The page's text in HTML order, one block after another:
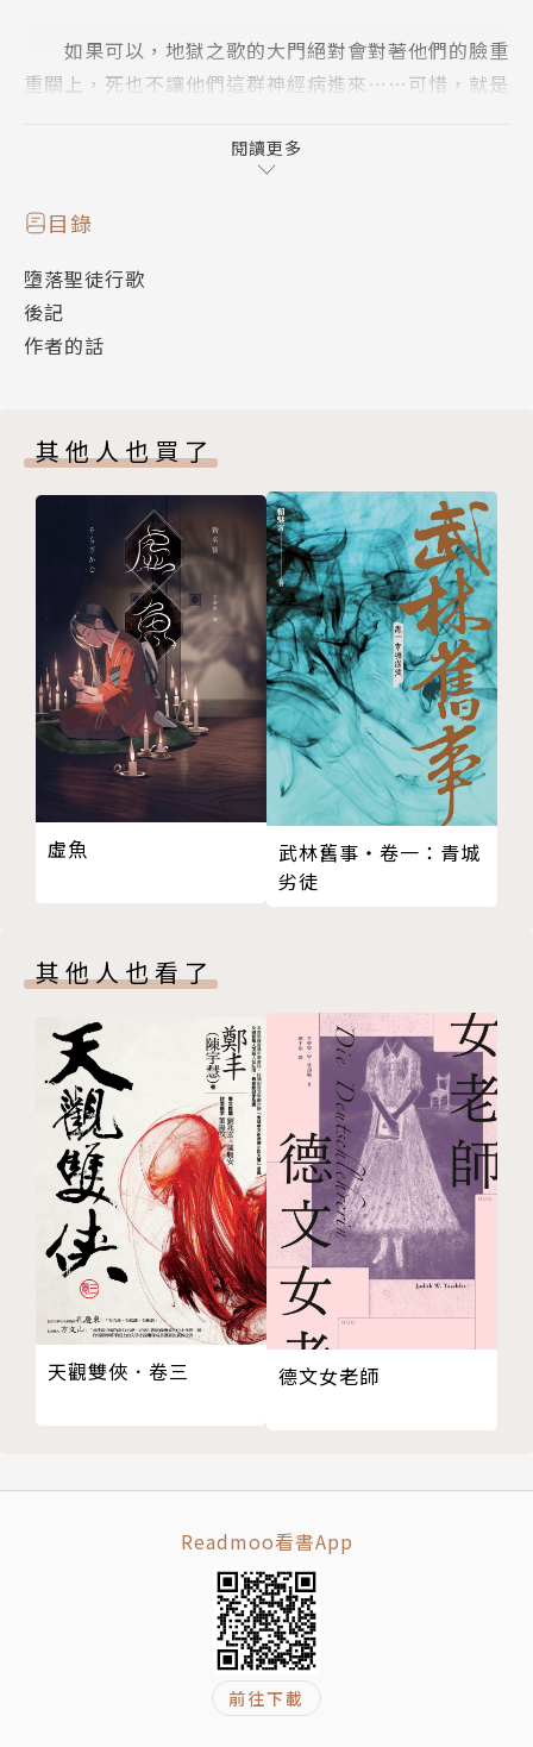
如果可以，地獄之歌的大門絕對會對著他們的臉重
重關上，死也不讓他們這群神經病進來……可惜，就是
灰燼。如字面上的意義一般，無足輕重。
歡歡喜喜的在一起。她忌妒、怨恨，同時為那些情侶恐
怖的未來恐懼，甚至噁心。
自信的這一年，除了冥道主，也就這幾個不靠譜的同
僚，與她相伴。
作者簡介
蝴蝶Seba
關於這樣一位雙子座的女子，你應該先聽聽她怎麼
其實寫小說就是說故事。人生這麼長，無聊的事情
那麼多，不找點有趣的事做做，怎麼打發？
就是待在家裡面對著電腦，說出一篇篇我想像世界裡的
故事……。
於是，她化身成了蝴蝶∕Seba∕玫瑰∕染香
群……，以引人的故事情節及獨特的文字渲染功力，橫
跨了奇幻小說、武俠小說、網路小說、羅曼史小說等領
域，更曾以兩性專欄縱橫於BBS論壇及時尚雜誌《柯
夢波丹》。
奇幻的蝴蝶，浪漫的蝴蝶，陰鬱的蝴蝶，搞笑的蝴
蝶，寂寞的蝴蝶……只要你進入她的文字，你就可以發
現完全不一樣的蝴蝶！
閱讀更多
目錄
墮落聖徒行歌
後記
作者的話
其他人也買了
虛魚
武林舊事‧卷一：青城
劣徒
其他人也看了
天觀雙俠．卷三 德文女老師
Readmoo看書App
前往下載